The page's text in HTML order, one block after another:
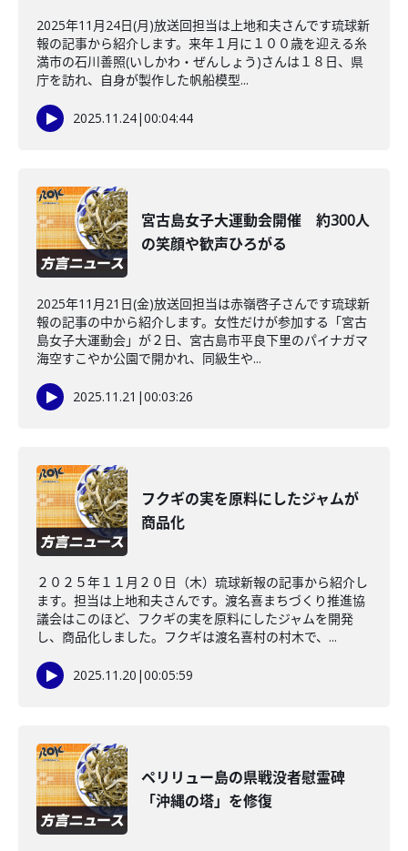
2025年11月24日(月)放送回担当は上地和夫さんです琉球新
報の記事から紹介します。来年１月に１００歳を迎える糸
満市の石川善照(いしかわ・ぜんしょう)さんは１８日、県
庁を訪れ、自身が製作した帆船模型...
2025.11.24|00:04:44
宮古島女子大運動会開催 約300人
の笑顔や歓声ひろがる
2025年11月21日(金)放送回担当は赤嶺啓子さんです琉球新
報の記事の中から紹介します。女性だけが参加する「宮古
島女子大運動会」が２日、宮古島市平良下里のパイナガマ
海空すこやか公園で開かれ、同級生や...
2025.11.21 |00:03:26
フクギの実を原料にしたジャムが
商品化
２０２５年１１月２０日（木）琉球新報の記事から紹介し
ます。担当は上地和夫さんです。渡名喜まちづくり推進協
議会はこのほど、フクギの実を原料にしたジャムを開発
し、商品化しました。フクギは渡名喜村の村木で、...
2025.11.20 |00:05:59
ペリリュー島の県戦没者慰霊碑
「沖縄の塔」を修復